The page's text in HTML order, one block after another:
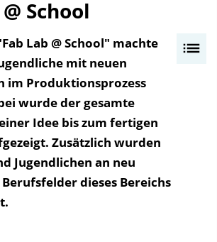
School
Lab @ School" machte
mit neuen
im Produktionsprozess
wurde der gesamte
Idee bis zum fertigen
Zusätzlich wurden
Jugendlichen an neu
dieses Bereichs